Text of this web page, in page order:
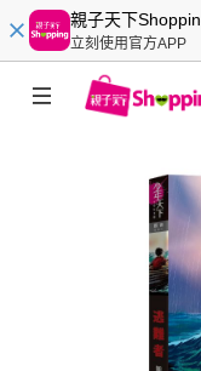
親子天下
立刻使用官方APP